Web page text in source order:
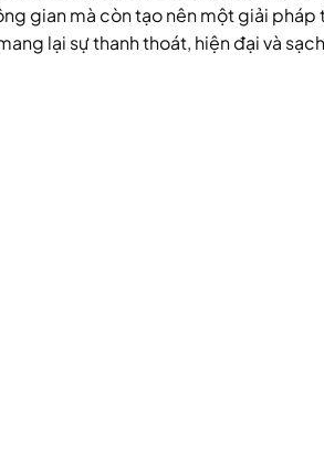
gian mà còn tạo nên một giải pháp
lại sự thanh thoát, hiện đại và